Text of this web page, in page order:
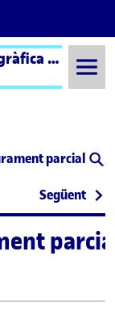
Taller de dibuix i expressió gràfica – Aula 1
parcial
Següent:
lliurament parcial